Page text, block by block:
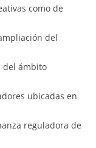
como de
del
del ámbito
ubicadas en
reguladora de